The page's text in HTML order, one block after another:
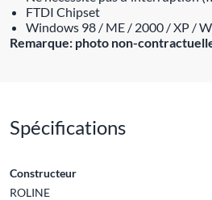
FTDI Chipset
Windows 98 / ME / 2000 / XP /
Remarque: photo non-
Spécifications
Constructeur
ROLINE